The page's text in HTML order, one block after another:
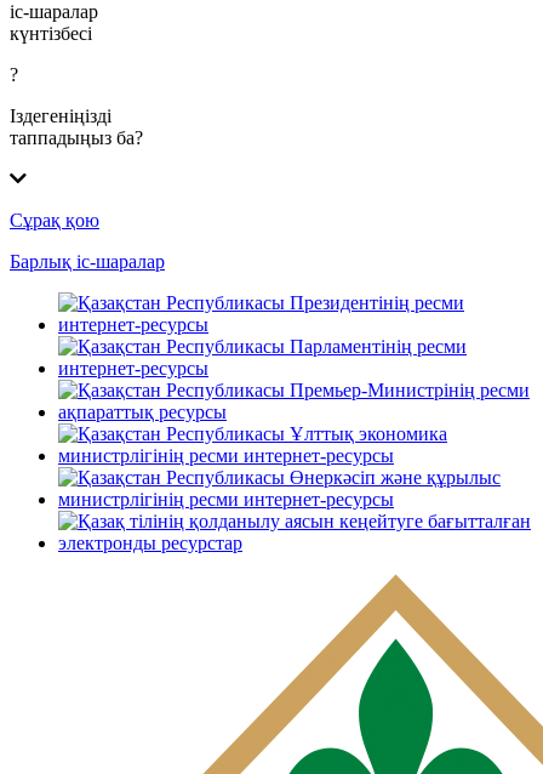
іс-шаралар
күнтізбесі
?
Іздегеніңізді
таппадыңыз ба?
Сұрақ қою
Барлық іс-шаралар